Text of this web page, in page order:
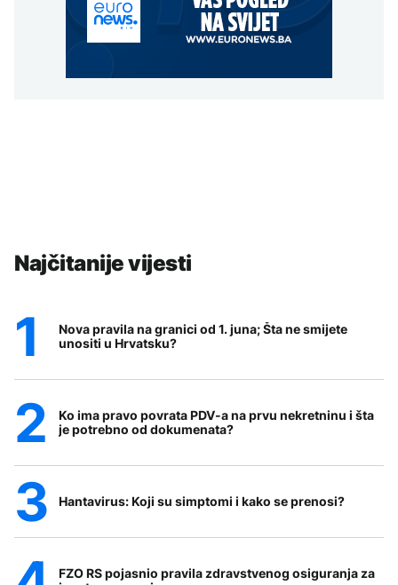
Najčitanije vijesti
Nova pravila na granici od 1. juna; Šta ne smijete
unositi u Hrvatsku?
Ko ima pravo povrata PDV-a na prvu nekretninu i šta
je potrebno od dokumenata?
Hantavirus: Koji su simptomi i kako se prenosi?
FZO RS pojasnio pravila zdravstvenog osiguranja za